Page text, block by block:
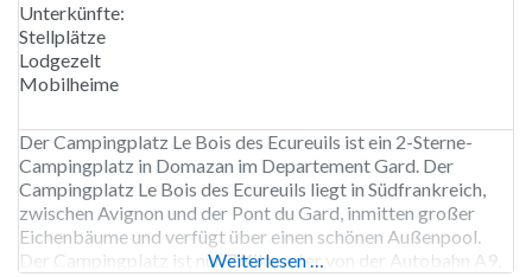
Unterkünfte:
Stellplätze
Lodgezelt
Mobilheime
Der Campingplatz Le Bois des Ecureuils ist ein 2-Sterne-
Campingplatz in Domazan im Departement Gard. Der
Campingplatz Le Bois des Ecureuils liegt in Südfrankreich,
zwischen Avignon und der Pont du Gard, inmitten großer
Eichenbäume und verfügt über einen schönen Außenpool.
Der Campingplatz ist nur 7 Kilometer von der Autobahn A9,
Weiterlesen …